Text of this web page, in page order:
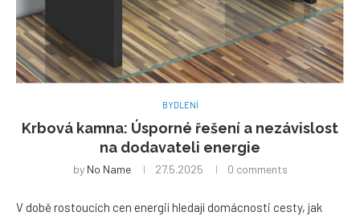
BYDLENÍ
Krbová kamna: Úsporné řešení a nezávislost
na dodavateli energie
by No Name 27.5.2025 0 comments
V době rostoucích cen energií hledají domácnosti cesty, jak